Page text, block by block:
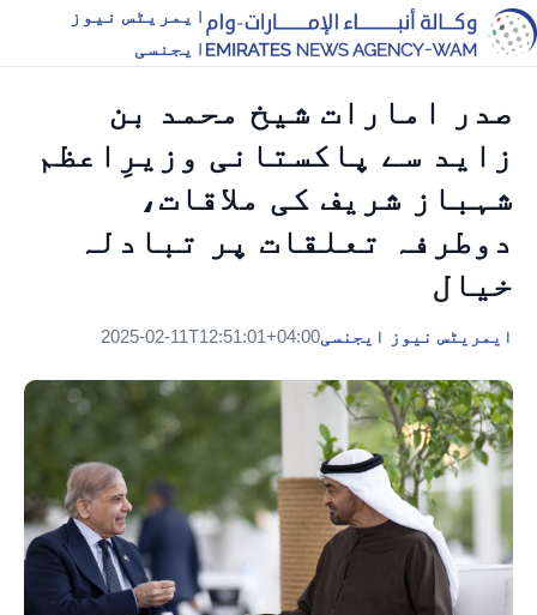
ایمریٹس نیوز
ایجنسی
صدر امارات شیخ محمد بن
زاید سے پاکستانی وزیرِاعظم
شہباز شریف کی ملاقات،
دوطرفہ تعلقات پر تبادلہ
خیال
ایمریٹس نیوز ایجنسی2025-02-11T12:51:01+04:00